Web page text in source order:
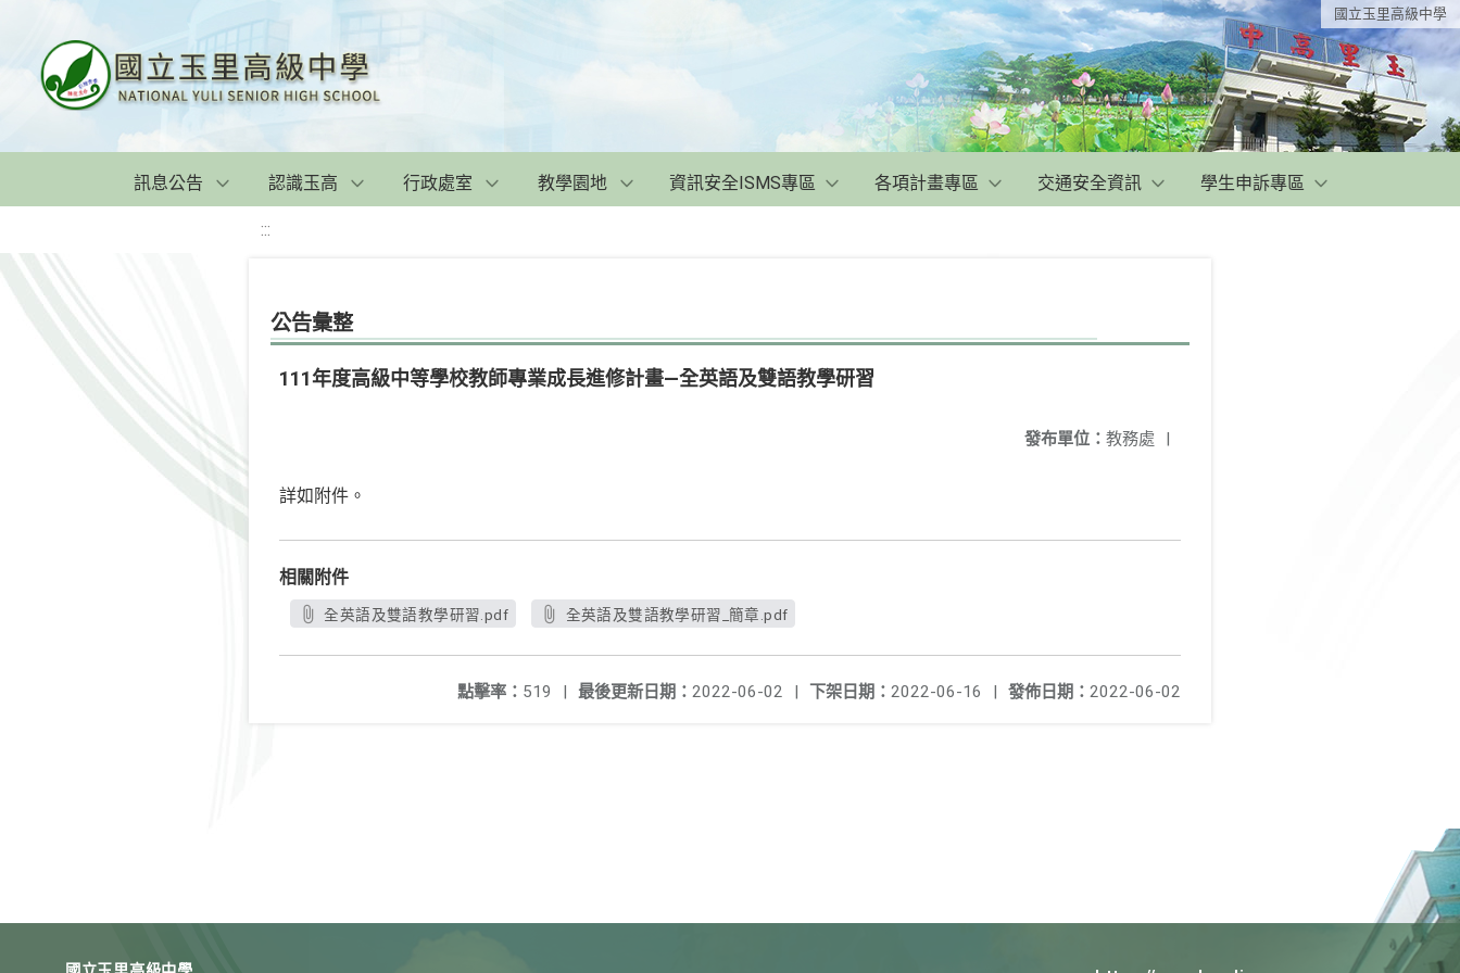
國立玉里高級中學
訊息公告 認識玉高 行政處室 教學園地 資訊安全ISMS專區 各項計畫專區 交通安全資訊 學生申訴專區
:::
公告彙整
111年度高級中等學校教師專業成長進修計畫—全英語及雙語教學研習
發布單位： 教務處 |
詳如附件。
相關附件
全英語及雙語教學研習.pdf 全英語及雙語教學研習_簡章.pdf
發佈日期： 2022-06-02
下架日期： 2022-06-16 |
最後更新日期： 2022-06-02 |
點擊率： 519 |